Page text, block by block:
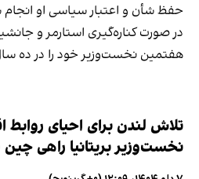
حفظ شأن و اعتبار سیاسی او
در صورت کناره‌گیری استارمر و
هفتمین نخست‌وزیر خود را در ده
تلاش لندن برای احیای روابط
نخست‌وزیر بریتانیا راهی